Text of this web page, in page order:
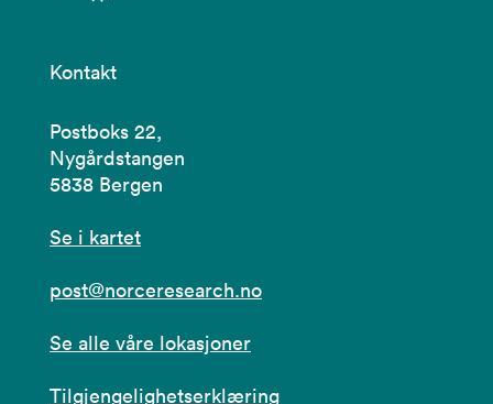
Kontakt
Postboks 22,
Nygårdstangen
5838 Bergen
Se i kartet
post@norceresearch.no
Se alle våre lokasjoner
Tilgjengelighetserklæring